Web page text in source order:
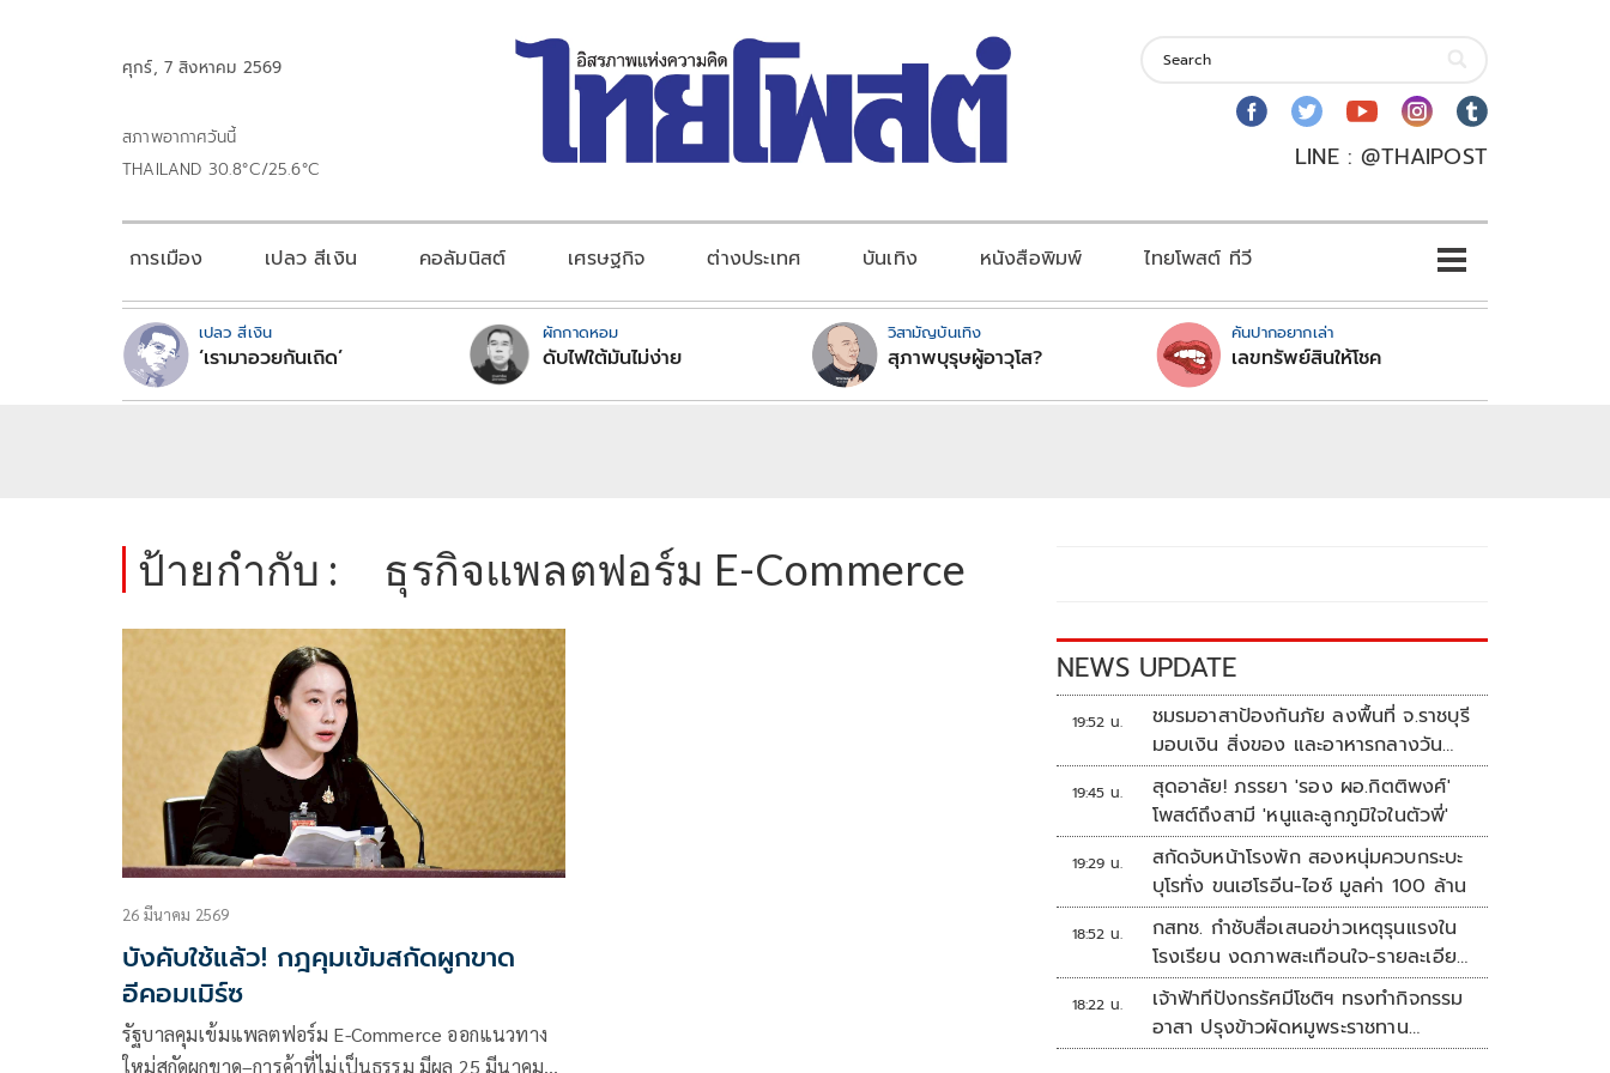
ศุกร์, 7 สิงหาคม 2569
สภาพอากาศวันนี้
THAILAND 30.8°C/25.6°C
LINE : @THAIPOST
การเมือง เปลว สีเงิน คอลัมนิสต์ เศรษฐกิจ ต่างประเทศ บันเทิง หนังสือพิมพ์ ไทยโพสต์ ทีวี
เปลว สีเงิน
‘เรามาอวยกันเถิด’
ผักกาดหอม
ดับไฟใต้มันไม่ง่าย
วิสามัญบันเทิง
สุภาพบุรุษผู้อาวุโส?
คันปากอยากเล่า
เลขทรัพย์สินให้โชค
ป้ายกำกับ : ธุรกิจแพลตฟอร์ม E-Commerce
26 มีนาคม 2569
บังคับใช้แล้ว! กฎคุมเข้มสกัดผูกขาด
อีคอมเมิร์ซ
รัฐบาลคุมเข้มแพลตฟอร์ม E-Commerce ออกแนวทาง
ใหม่สกัดผูกขาด–การค้าที่ไม่เป็นธรรม มีผล 25 มีนาคม
NEWS UPDATE
19:52 น.
ชมรมอาสาป้องกันภัย ลงพื้นที่ จ.ราชบุรี
มอบเงิน สิ่งของ และอาหารกลางวัน
แก่โรงเรียนบ้านหนองน้ำใส
19:45 น.
สุดอาลัย! ภรรยา 'รอง ผอ.กิตติพงศ์'
โพสต์ถึงสามี 'หนูและลูกภูมิใจในตัวพี่'
19:29 น.
สกัดจับหน้าโรงพัก สองหนุ่มควบกระบะ
บุโรทั่ง ขนเฮโรอีน-ไอซ์ มูลค่า 100 ล้าน
18:52 น.
กสทช. กำชับสื่อเสนอข่าวเหตุรุนแรงใน
โรงเรียน งดภาพสะเทือนใจ-รายละเอียด
เสี่ยงเลียนแบบ
18:22 น.
เจ้าฟ้าทีปังกรรัศมีโชติฯ ทรงทำกิจกรรม
อาสา ปรุงข้าวผัดหมูพระราชทาน
ประชาชน